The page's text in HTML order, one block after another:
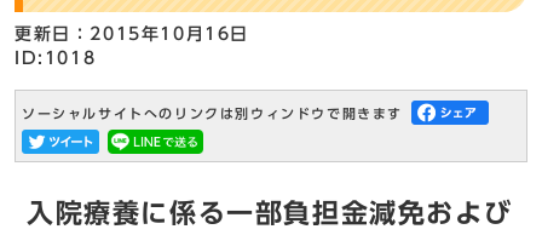
更新日：2015年10月16日
ID:1018
ソーシャルサイトへのリンクは別ウィンドウで開きます
入院療養に係る一部負担金減免および